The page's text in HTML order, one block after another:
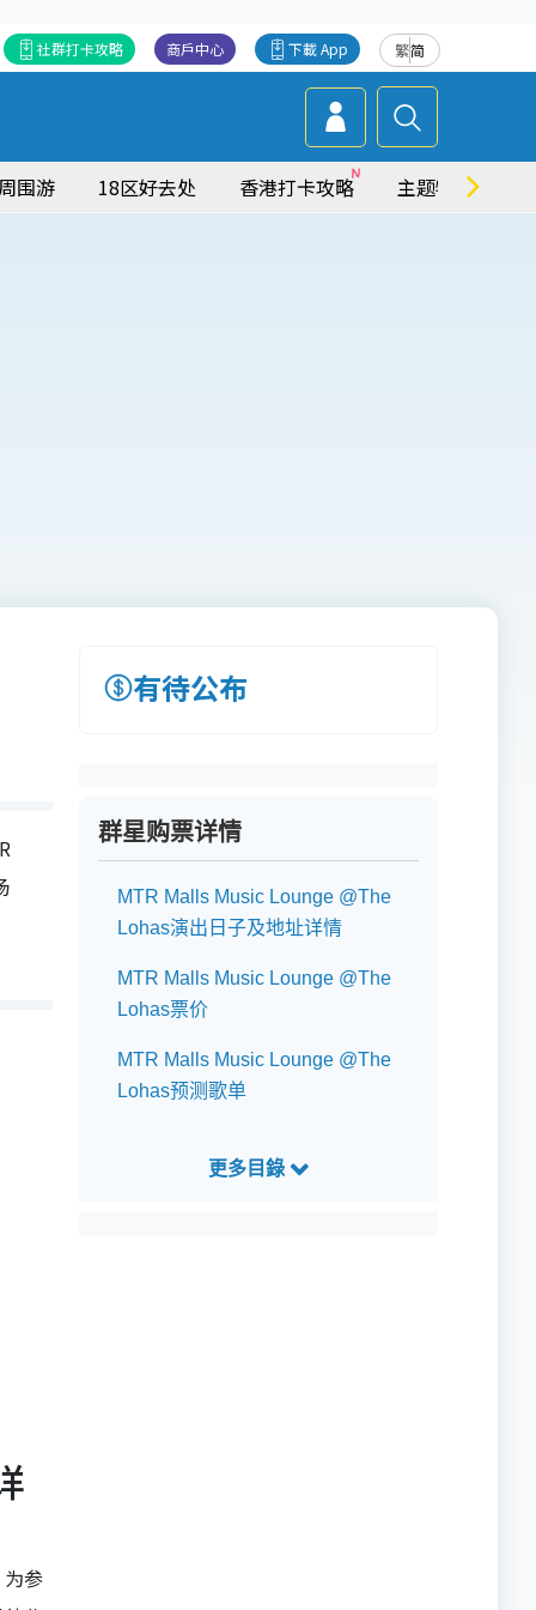
繁简
下載 App
商戶中心
社群打卡攻略
围游 18区好去处 香港打卡攻略 主题特集
参
有待公布
群星购票详情
MTR Malls Music Lounge @The
Lohas演出日子及地址详情
MTR Malls Music Lounge @The
Lohas票价
MTR Malls Music Lounge @The
Lohas预测歌单